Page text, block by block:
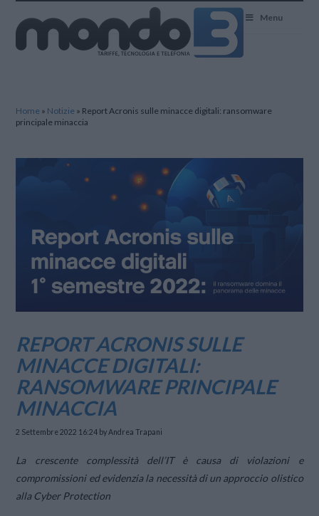
Menu
Home » Notizie » Report Acronis sulle minacce digitali: ransomware
principale minaccia
REPORT ACRONIS SULLE
MINACCE DIGITALI:
RANSOMWARE PRINCIPALE
MINACCIA
2 Settembre 2022 16:24 by Andrea Trapani
La crescente complessità dell’IT è causa di violazioni e
compromissioni ed evidenzia la necessità di un approccio olistico
alla Cyber Protection